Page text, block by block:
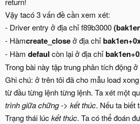
Vậy tacó 3 vấn đề cần xem xét:
- Driver entry ở địa chỉ f89b3000
- Hàmcreate_closeở địa chỉ
- Hàm defaul còn lại ở địa chỉ
Trong bài này tập trung phân tích động
Ghi chú: ở trên tôi đã cho mẫu load
từ đầu từng lệnh từng lệnh. Ta xét một
trình giữa chững -> kết thúc. Nếu ta biết
Trạng thái lúc kết thúc. Ta có thể đoán